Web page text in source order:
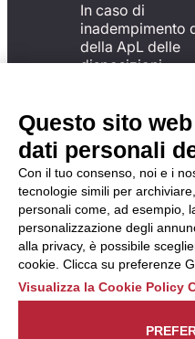
In caso di
inadempimento
della ApL delle
disposizioni
possibile
reclamo
all’Organismo di
Monitoraggio
una delle
descritte al
indirizzo web
https://odm-
Questo sito
dati personali
Con il tuo consenso, noi e i
tecnologie simili per
personali come, ad esempio,
personalizzazione degli
alla privacy, è possibile
cookie. Clicca su preferenze
Visualizza la Cookie Policy